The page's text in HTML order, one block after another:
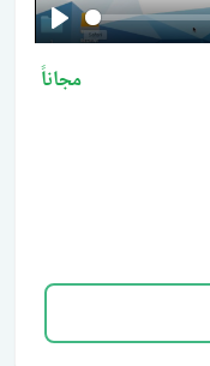
Play
مجاناً